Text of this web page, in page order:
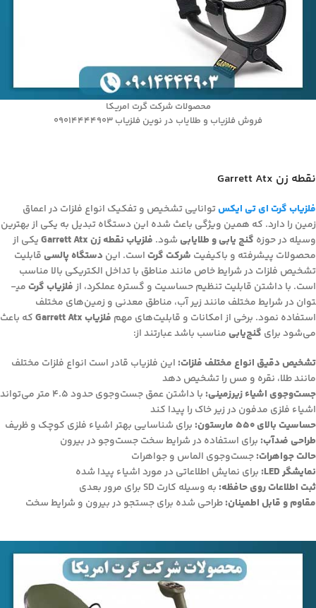
محصولات شرکت گرت امریکا
فروش فلزیاب و طلایاب در نوین فلزیاب 09014444903
نقطه زن Garrett Atx
فلزیاب گرت ای تی ایکستوانایی تشخیص و تفکیک انواع فلزات در اعماق
زمین را دارد. که همین ویژگی باعث شده این دستگاه تبدیل به یکی از بهترین
وسیله در حوزه گنج ­یابی و طلایابیشود. فلزیاب نقطه زن Garrett Atx
یکی از
محصولات پیشرفته و باکیفیت شرکت گرتاست. این دستگاه پالسیقابلیت
تشخیص فلزات در شرایط خاص مانند مناطق با تداخل الکتریکی بالا مناسب
است. با داشتن قابلیت تنظیم حساسیت و گستره عملکرد، ازفلزیاب گرتمی­
توان در شرایط مختلف مانند زیر آب، مناطق معدنی و زمین‌های مختلف
استفاده نمود. برخی از امکانات و قابلیت‌های مهم فلزیاب Garrett Atx
که باعث
می‌شود برای گنج‌یابیمناسب باشد عبارتند از:
تشخیص دقیق انواع مختلف فلزات: این فلزیاب قادر است انواع فلزات مختلف
مانند طلا، نقره و مس را تشخیص دهد
جست‌وجوی اشیاء زیرزمینی:
با داشتن عمق جست‌وجوی حدود 4.5 متر می‌تواند
اشیاء فلزی مدفون در زیر خاک را پیدا کند
حساسیت بالای 550 مارستون:
برای شناسایی بهتر اشیاء فلزی کوچک و ظریف
طراحی ضدآب: برای استفاده در شرایط سخت جست‌وجو در بیرون
حالت جواهرات:جست‌وجوی الماس و جواهرات
نمایشگر LED:
برای نمایش اطلاعاتی در مورد اشیاء پیدا شده
ثبت اطلاعات روی حافظه: به وسیله کارت SD برای مرور بعدی
مقاوم و قابل اطمینان:طراحی شده برای جستجو در بیرون و شرایط سخت